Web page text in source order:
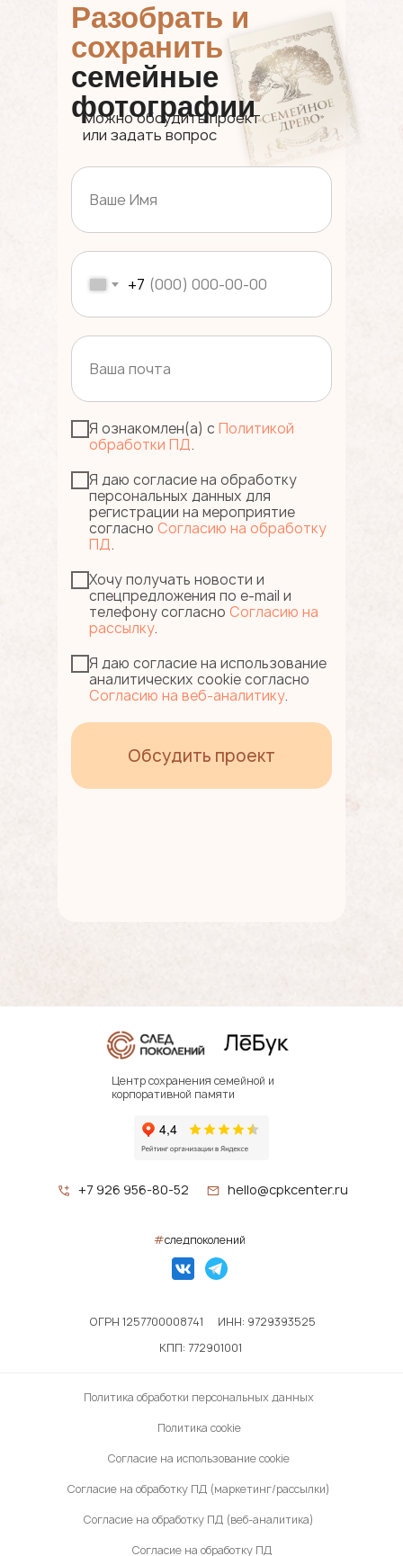
+7
Я ознакомлен(а) с Политикой
обработки ПД.
Я даю согласие на обработку
персональных данных для
регистрации на мероприятие
согласно Согласию на обработку
ПД.
Хочу получать новости и
спецпредложения по e-mail и
телефону согласно Согласию на
рассылку.
Я даю согласие на использование
аналитических cookie согласно
Согласию на веб-аналитику.
Обсудить проект
Разобрать и
сохранить
семейные
фотографии
Можно обсудить проект
или задать вопрос
ОГРН 1257700008741
ИНН: 9729393525
КПП: 772901001
Политика cookie
Политика обработки персональных данных
Согласие на обработку ПД (веб-аналитика)
Согласие на использование cookie
Согласие на обработку ПД
Согласие на обработку ПД (маркетинг/рассылки)
hello@cpkcenter.ru
+7 926 956-80-52
#следпоколений
Центр сохранения семейной и
корпоративной памяти